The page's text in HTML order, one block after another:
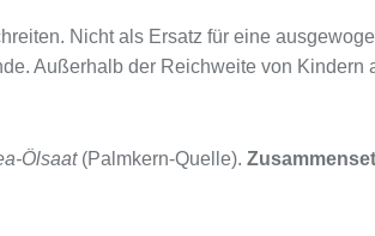
Nicht als Ersatz für eine
Außerhalb der Reichweite von Kindern
Ölsaat(Palmkern-Quelle).